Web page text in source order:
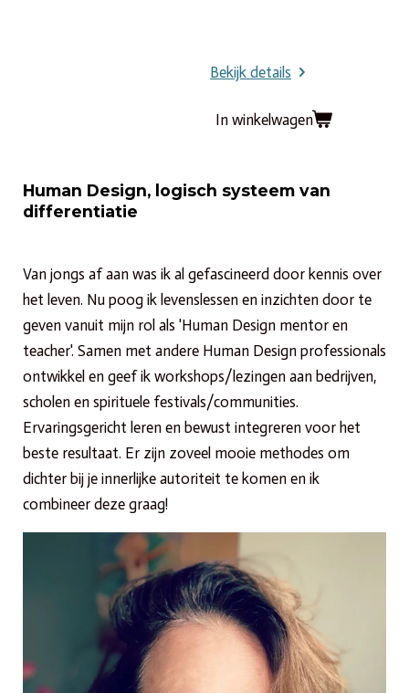
Bekijk details
In winkelwagen
Human Design, logisch systeem van
differentiatie
Van jongs af aan was ik al gefascineerd door kennis over
het leven. Nu poog ik levenslessen en inzichten door te
geven vanuit mijn rol als 'Human Design mentor en
teacher'. Samen met andere Human Design professionals
ontwikkel en geef ik workshops/lezingen aan bedrijven,
scholen en spirituele festivals/communities.
Ervaringsgericht leren en bewust integreren voor het
beste resultaat. Er zijn zoveel mooie methodes om
dichter bij je innerlijke autoriteit te komen en ik
combineer deze graag!